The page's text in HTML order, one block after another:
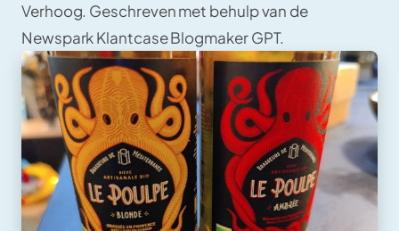
Verhoog. Geschreven met behulp van de
Newspark Klantcase Blogmaker GPT.